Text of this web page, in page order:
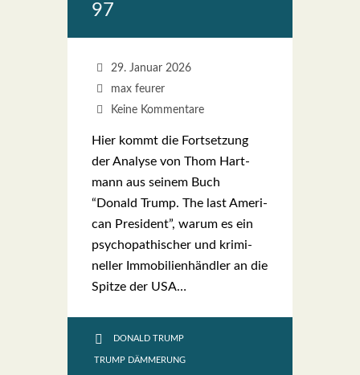
97
29. Januar 2026
max feurer
Keine Kommentare
Hier kommt die Fort­set­zung
der Ana­ly­se von Thom Hart­
mann aus sei­nem Buch
“Donald Trump. The last Ame­ri­
can Pre­si­dent”, war­um es ein
psy­cho­pa­thi­scher und kri­mi­
nel­ler Immo­bi­li­en­händ­ler an die
Spit­ze der USA…
DONALD TRUMP
TRUMP DÄMMERUNG